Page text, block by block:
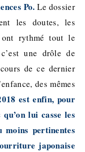
Po. Le dossier
les doutes, les
rythmé tout le
une drôle de
de ce dernier
des mêmes
est enfin, pour
lui casse les
moins pertinentes
japonaise